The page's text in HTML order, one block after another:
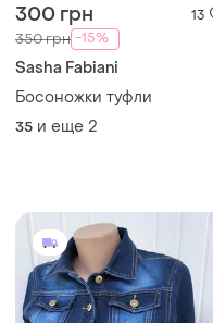
300 грн 13
350 грн -15%
Sasha Fabiani
Босоножки туфли
35 и еще 2